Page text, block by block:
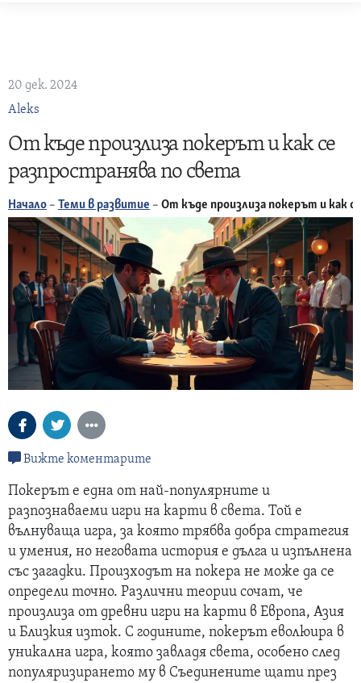
20 дек. 2024
Aleks
От къде произлиза покерът и как се
разпространява по света
Начало – Теми в развитие – От къде произлиза покерът и как
Вижте коментарите
Покерът е една от най-популярните и
разпознаваеми игри на карти в света. Той е
вълнуваща игра, за която трябва добра стратегия
и умения, но неговата история е дълга и изпълнена
със загадки. Произходът на покера не може да се
определи точно. Различни теории сочат, че
произлиза от древни игри на карти в Европа, Азия
и Близкия изток. С годините, покерът еволюира в
уникална игра, която завладя света, особено след
популяризирането му в Съединените щати през